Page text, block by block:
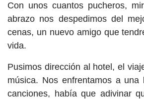
Con unos cuantos pucheros,
abrazo nos despedimos del
cenas, un nuevo amigo que
vida.
Pusimos dirección al hotel, el
música. Nos enfrentamos a una
canciones, había que adivinar